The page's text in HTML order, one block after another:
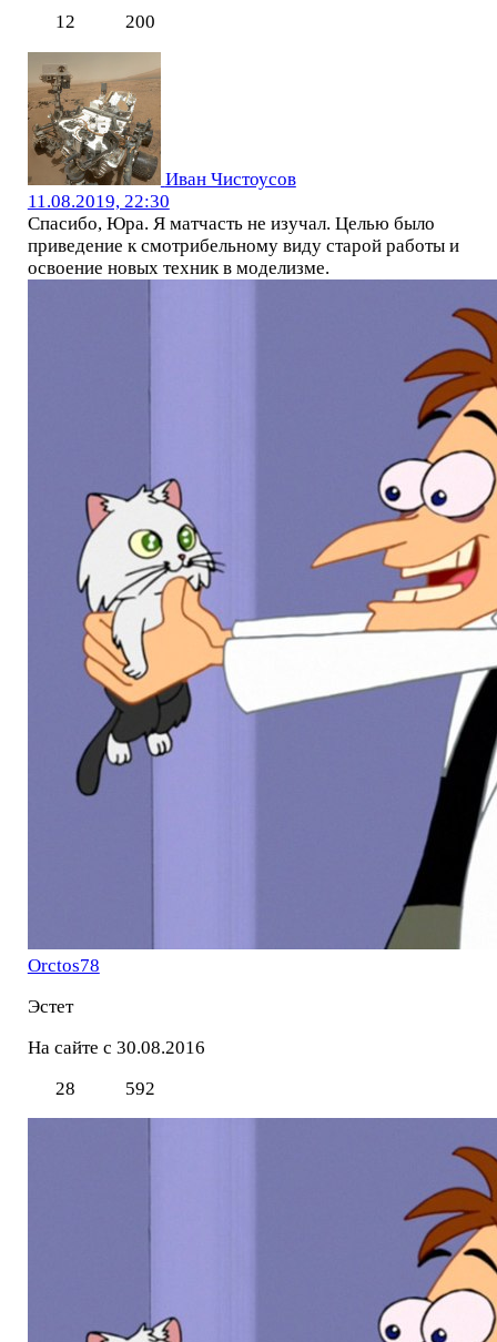
12
200
Иван Чистоусов
11.08.2019, 22:30
Спасибо, Юра. Я матчасть не изучал. Целью было
приведение к смотрибельному виду старой работы и
освоение новых техник в моделизме.
Orctos78
Эстет
На сайте с 30.08.2016
28
592